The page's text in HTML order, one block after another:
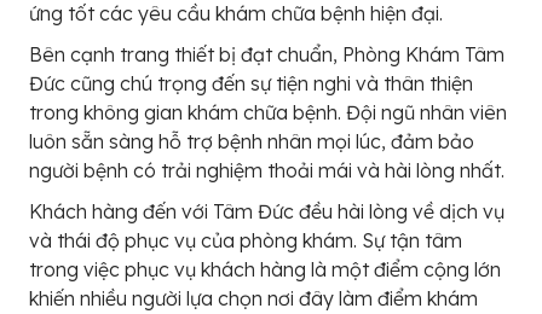
ứng tốt các yêu cầu khám chữa bệnh hiện đại.
Bên cạnh trang thiết bị đạt chuẩn, Phòng Khám Tâm
Đức cũng chú trọng đến sự tiện nghi và thân thiện
trong không gian khám chữa bệnh. Đội ngũ nhân viên
luôn sẵn sàng hỗ trợ bệnh nhân mọi lúc, đảm bảo
người bệnh có trải nghiệm thoải mái và hài lòng nhất.
Khách hàng đến với Tâm Đức đều hài lòng về dịch vụ
và thái độ phục vụ của phòng khám. Sự tận tâm
trong việc phục vụ khách hàng là một điểm cộng lớn
khiến nhiều người lựa chọn nơi đây làm điểm khám